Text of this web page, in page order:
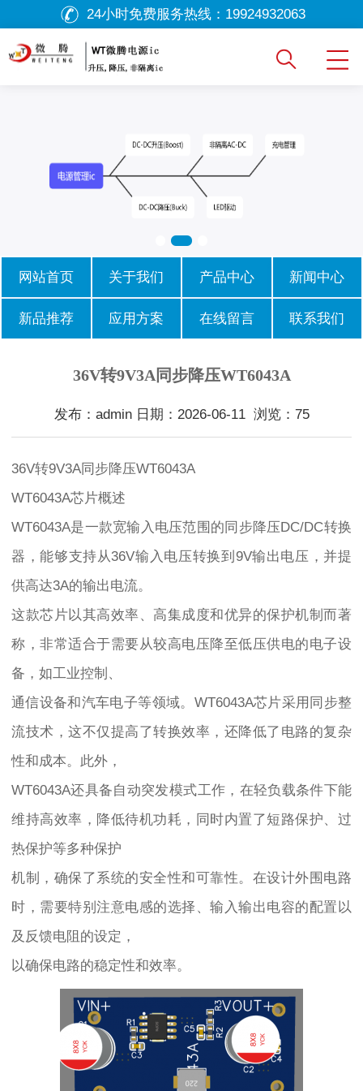
24小时免费服务热线： 19924932063
网站首页 关于我们 产品中心 新闻中心
新品推荐 应用方案 在线留言 联系我们
36V转9V3A同步降压WT6043A
发布：admin 日期：2026-06-11 浏览：75
36V转9V3A同步降压WT6043A
WT6043A芯片概述
WT6043A是一款宽输入电压范围的同步降压DC/DC转换
器，能够支持从36V输入电压转换到9V输出电压，并提
供高达3A的输出电流。
这款芯片以其高效率、高集成度和优异的保护机制而著
称，非常适合于需要从较高电压降至低压供电的电子设
备，如工业控制、
通信设备和汽车电子等领域。WT6043A芯片采用同步整
流技术，这不仅提高了转换效率，还降低了电路的复杂
性和成本。此外，
WT6043A还具备自动突发模式工作，在轻负载条件下能
维持高效率，降低待机功耗，同时内置了短路保护、过
热保护等多种保护
机制，确保了系统的安全性和可靠性。在设计外围电路
时，需要特别注意电感的选择、输入输出电容的配置以
及反馈电阻的设定，
以确保电路的稳定性和效率。